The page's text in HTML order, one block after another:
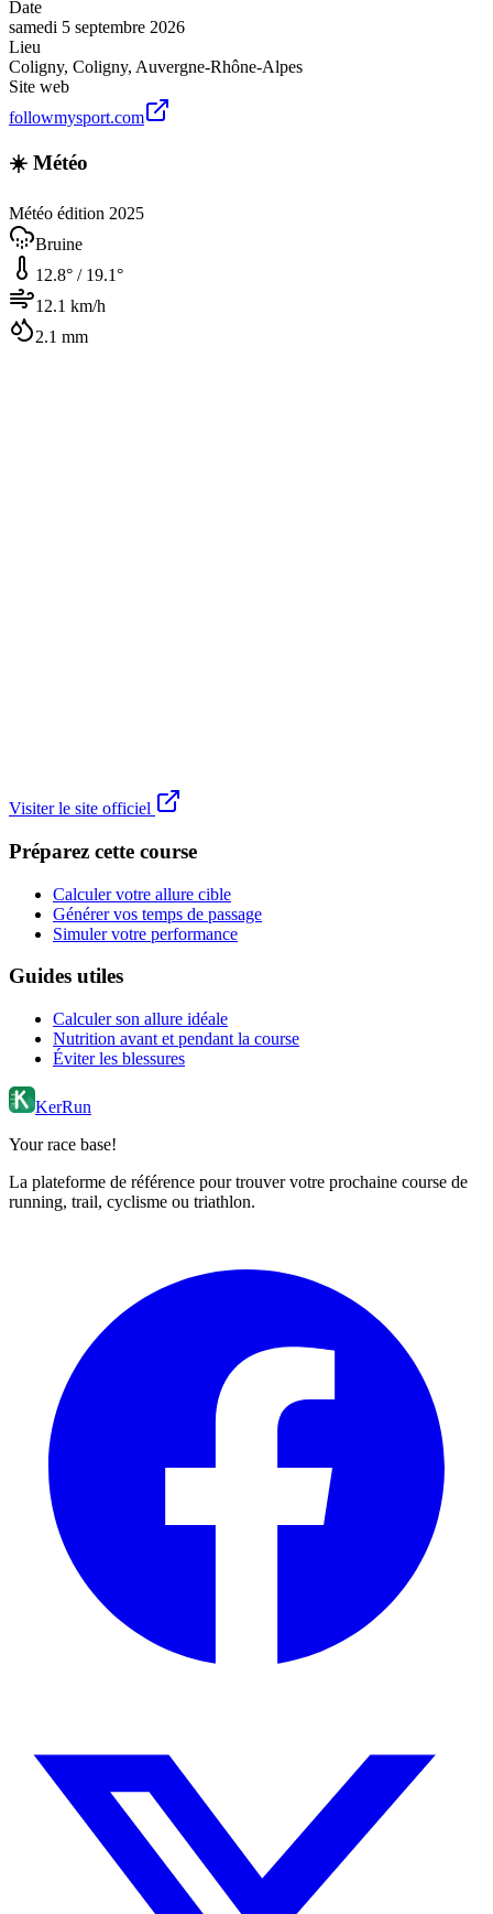
Date
samedi 5 septembre 2026
Lieu
Coligny, Coligny, Auvergne-Rhône-Alpes
Site web
followmysport.com
☀️ Météo
Météo édition 2025
Bruine
12.8° / 19.1°
12.1 km/h
2.1 mm
Visiter le site officiel
Préparez cette course
Calculer votre allure cible
Générer vos temps de passage
Simuler votre performance
Guides utiles
Calculer son allure idéale
Nutrition avant et pendant la course
Éviter les blessures
KerRun
Your race base!
La plateforme de référence pour trouver votre prochaine course de
running, trail, cyclisme ou triathlon.